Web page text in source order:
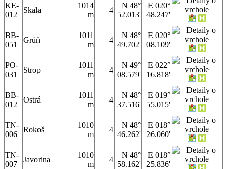
KE-
012
Skala
1014
m
4
N 48°
52.013'
E 020°
48.247'
BB-
051
Grúň
1011
m
4
N 48°
49.702'
E 020°
08.109'
PO-
031
Strop
1011
m
4
N 49°
08.579'
E 022°
16.818'
BB-
012
Ostrá
1011
m
4
N 48°
37.516'
E 019°
55.015'
TN-
006
Rokoš
1010
m
4
N 48°
46.262'
E 018°
26.060'
TN-
007
Javorina
1010
m
4
N 48°
58.162'
E 018°
25.836'